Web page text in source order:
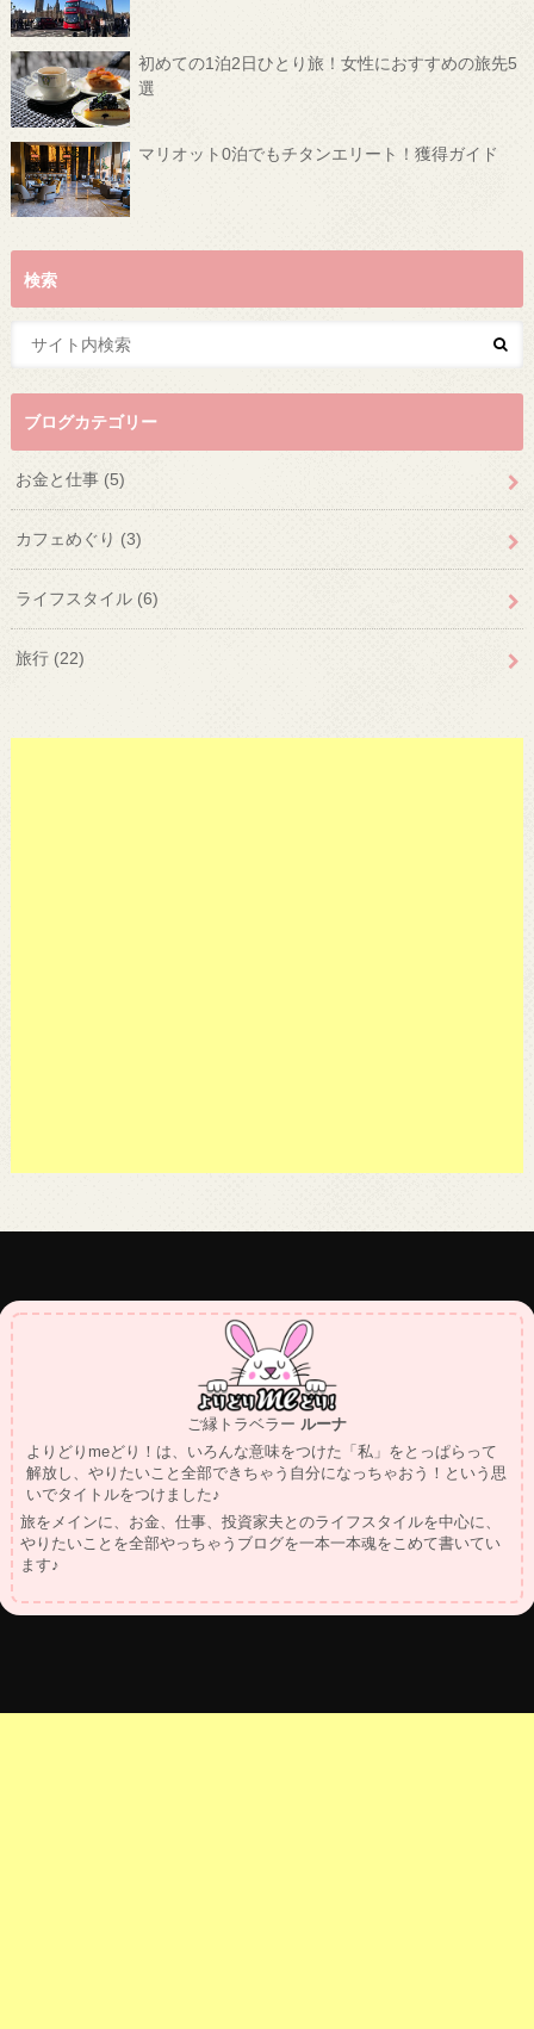
初めての1泊2日ひとり旅！女性におすすめの旅先5
選
マリオット0泊でもチタンエリート！獲得ガイド
検索
ブログカテゴリー
お金と仕事 (5)
カフェめぐり (3)
ライフスタイル (6)
旅行 (22)
ご縁トラベラー ルーナ
よりどりmeどり！は、いろんな意味をつけた「私」をとっぱらって
解放し、やりたいこと全部できちゃう自分になっちゃおう！という思
いでタイトルをつけました♪
旅をメインに、お金、仕事、投資家夫とのライフスタイルを中心に、
やりたいことを全部やっちゃうブログを一本一本魂をこめて書いてい
ます♪